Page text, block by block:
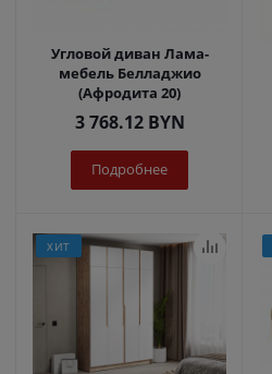
Угловой диван Лама-
мебель Белладжио
(Афродита 20)
3 768.12BYN
Подробнее
ХИТ